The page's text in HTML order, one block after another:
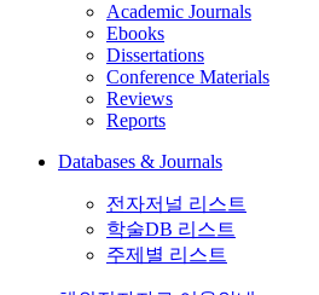
Academic Journals
Ebooks
Dissertations
Conference Materials
Reviews
Reports
Databases & Journals
전자저널 리스트
학술DB 리스트
주제별 리스트